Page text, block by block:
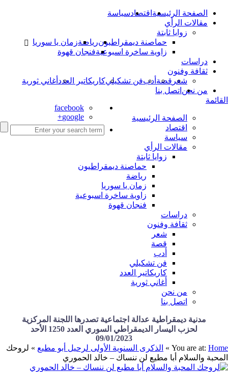
الصفحة الرئيسية اقتصادسياسة
مقالات الرأي
زوايا ثابتة
حماصنة ديمقراطيونرياضةزمان يا سوريا
زاوية ساخرة اسبوعيةفنجان قهوة
دراسات
ثقافة وفنون
شعر قصة أدبفن تشكيليكاريكاتير العدد أغاني ثورية
من نحن اتصل بنا
facebook
google+
القائمة
الصفحة الرئيسية
اقتصاد
سياسة
مقالات الرأي
زوايا ثابتة
حماصنة ديمقراطيون
رياضة
زمان يا سوريا
زاوية ساخرة اسبوعية
فنجان قهوة
دراسات
ثقافة وفنون
شعر
قصة
أدب
فن تشكيلي
كاريكاتير العدد
أغاني ثورية
من نحن
اتصل بنا
مدنية ديمقراطية عدالة اجتماعية تصدرها اللجنة المركزية
لحزب اليسار الديمقراطي السوري العدد 1250 الأحد
09/01/2023
You are at: Home
» الذكرى السنوية الأولى لرحيل أبو مطيع » لروحك
المحبة والسلام أبا مطيع لن ننساك – خالد الحموري